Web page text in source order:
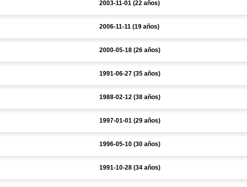
2003-11-01 (22 años)
2006-11-11 (19 años)
2000-05-18 (26 años)
1991-06-27 (35 años)
1988-02-12 (38 años)
1997-01-01 (29 años)
1996-05-10 (30 años)
1991-10-28 (34 años)